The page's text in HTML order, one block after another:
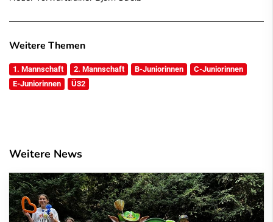
Weitere Themen
1. Mannschaft 2. Mannschaft B-Juniorinnen
C-Juniorinnen
E-Juniorinnen
Ü32
Weitere News